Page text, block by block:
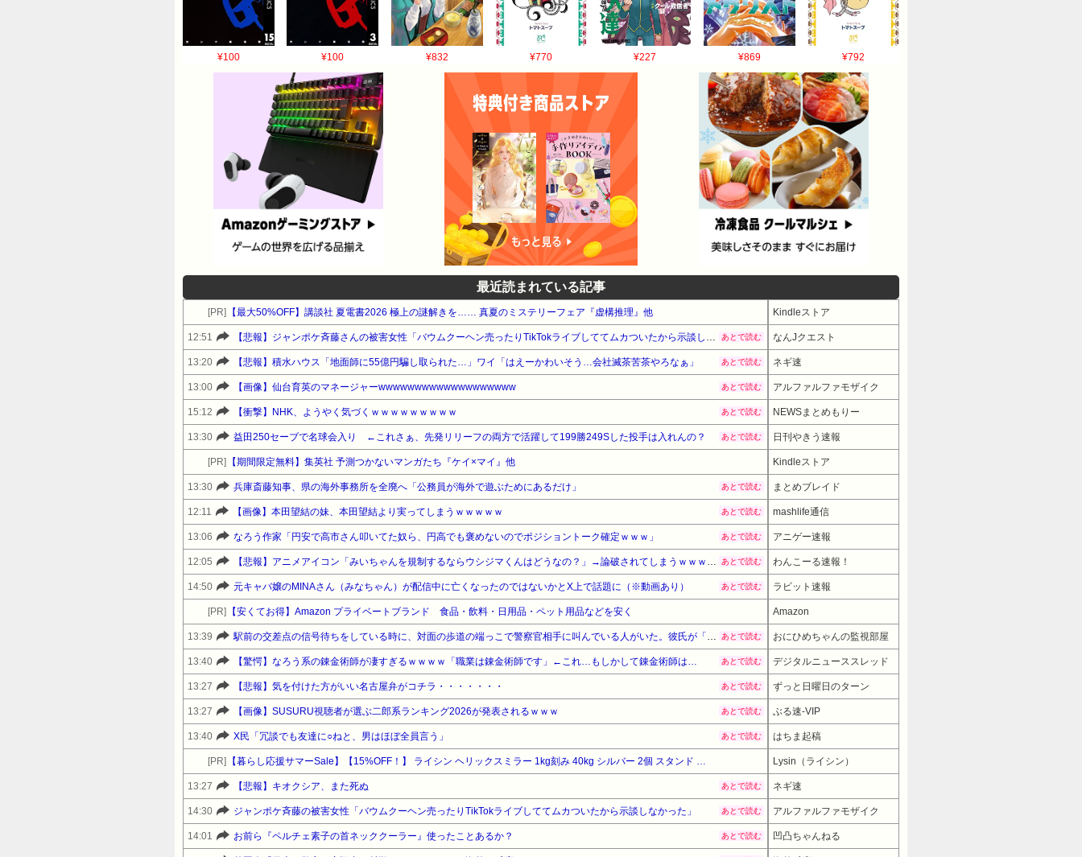
¥100 ¥100 ¥832 ¥770 ¥227 ¥869 ¥792
最近読まれている記事
[PR] 【最大50%OFF】講談社 夏電書2026 極上の謎解きを…… 真夏のミステリーフェア『虚構推理』他 Kindleストア
12:51 あとで読む なんJクエスト
13:20 【悲報】積水ハウス「地面師に55億円騙し取られた…」ワイ「はえーかわいそう…会社滅茶苦茶やろなぁ」 あとで読む ネギ速
13:00 【画像】仙台育英のマネージャーwwwwwwwwwwwwwwwwwww あとで読む アルファルファモザイク
15:12 【衝撃】NHK、ようやく気づくｗｗｗｗｗｗｗｗｗ あとで読む NEWSまとめもりー
13:30 益田250セーブで名球会入り ←これさぁ、先発リリーフの両方で活躍して199勝249Sした投手は入れんの？ あとで読む 日刊やきう速報
[PR] 【期間限定無料】集英社 予測つかないマンガたち『ケイ×マイ』他 Kindleストア
13:30 兵庫斎藤知事、県の海外事務所を全廃へ「公務員が海外で遊ぶためにあるだけ」 あとで読む まとめブレイド
12:11 【画像】本田望結の妹、本田望結より実ってしまうｗｗｗｗｗ あとで読む mashlife通信
13:06 なろう作家「円安で高市さん叩いてた奴ら、円高でも褒めないのでポジショントーク確定ｗｗｗ」 あとで読む アニゲー速報
12:05 あとで読む わんこーる速報！
14:50 元キャバ嬢のMINAさん（みなちゃん）が配信中に亡くなったのではないかとX上で話題に（※動画あり） あとで読む ラビット速報
[PR] 【安くてお得】Amazon プライベートブランド 食品・飲料・日用品・ペット用品などを安く Amazon
13:39 あとで読む おにひめちゃんの監視部屋
13:40 【驚愕】なろう系の錬金術師が凄すぎるｗｗｗｗ「職業は錬金術師です」←これ…もしかして錬金術師は… あとで読む デジタルニューススレッド
13:27 【悲報】気を付けた方がいい名古屋弁がコチラ・・・・・・・ あとで読む ずっと日曜日のターン
13:27 【画像】SUSURU視聴者が選ぶ二郎系ランキング2026が発表されるｗｗｗ あとで読む ぶる速-VIP
13:40 X民「冗談でも友達に○ねと、男はほぼ全員言う」 あとで読む はちま起稿
[PR] Lysin（ライシン）
13:27 【悲報】キオクシア、また死ぬ あとで読む ネギ速
14:30 ジャンポケ斉藤の被害女性「バウムクーヘン売ったりTikTokライブしててムカついたから示談しなかった」 あとで読む アルファルファモザイク
14:01 お前ら『ペルチェ素子の首ネッククーラー』使ったことあるか？ あとで読む 凹凸ちゃんねる